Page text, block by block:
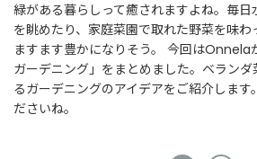
緑がある暮らしって癒されますよね。毎
を眺めたり、家庭菜園で取れた野菜を味
ますます豊かになりそう。 今回はOnnela
ガーデニング」をまとめました。ベラン
るガーデニングのアイデアをご紹介します
ださいね。